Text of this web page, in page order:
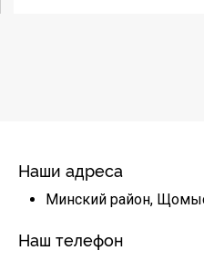
Наши адреса
Минский район,
Наш телефон